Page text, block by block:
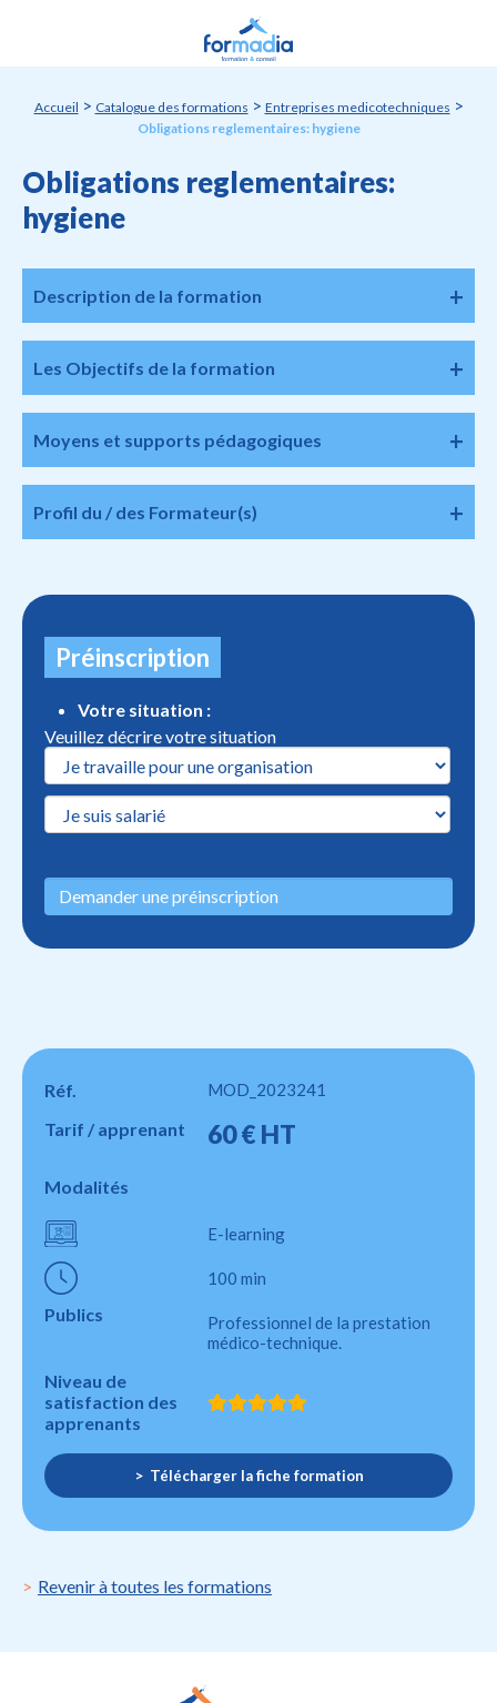
Accueil > Catalogue des formations > Entreprises medicotechniques >
Obligations reglementaires: hygiene
Obligations reglementaires:
hygiene
Description de la formation
Les Objectifs de la formation
Moyens et supports pédagogiques
Profil du / des Formateur(s)
Préinscription
Votre situation :
Veuillez décrire votre situation
Demander une préinscription
Réf. MOD_2023241
Tarif / apprenant 60 € HT
Modalités
E-learning
100 min
Publics
Professionnel de la prestation
médico-technique.
Niveau de
satisfaction des
apprenants
Télécharger la fiche formation
Revenir à toutes les formations